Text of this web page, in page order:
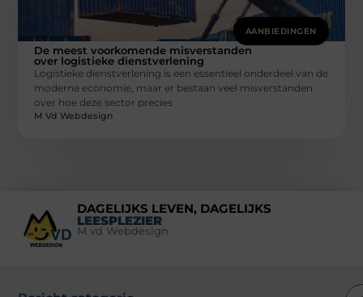
AANBIEDINGEN
De meest voorkomende misverstanden
over logistieke dienstverlening
Logistieke dienstverlening is een essentieel onderdeel van de
moderne economie, maar er bestaan veel misverstanden
over hoe deze sector precies
M Vd Webdesign
DAGELIJKS LEVEN, DAGELIJKS
LEESPLEZIER
M vd Webdesign